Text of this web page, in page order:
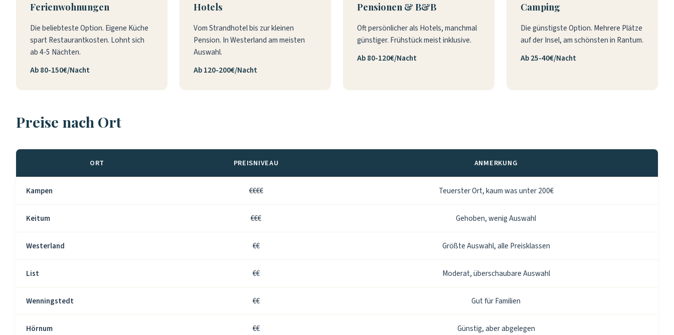
Ferienwohnungen
Die beliebteste Option. Eigene Küche
spart Restaurantkosten. Lohnt sich
ab 4-5 Nächten.
Ab 80-150€/Nacht
Hotels
Vom Strandhotel bis zur kleinen
Pension. In Westerland am meisten
Auswahl.
Ab 120-200€/Nacht
Pensionen & B&B
Oft persönlicher als Hotels, manchmal
günstiger. Frühstück meist inklusive.
Ab 80-120€/Nacht
Camping
Die günstigste Option. Mehrere Plätze
auf der Insel, am schönsten in Rantum.
Ab 25-40€/Nacht
Preise nach Ort
ORT PREISNIVEAU ANMERKUNG
Kampen €€€€ Teuerster Ort, kaum was unter 200€
Keitum €€€ Gehoben, wenig Auswahl
Westerland €€ Größte Auswahl, alle Preisklassen
List €€ Moderat, überschaubare Auswahl
Wenningstedt €€ Gut für Familien
Hörnum €€ Günstig, aber abgelegen